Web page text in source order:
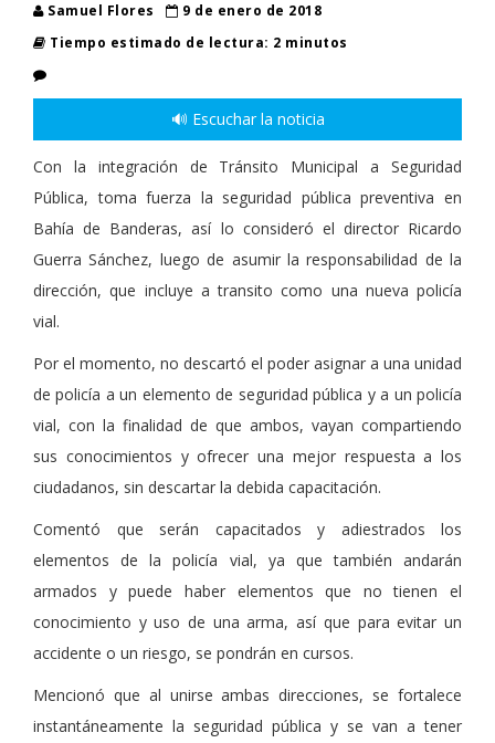
Samuel Flores
9 de enero de 2018
Tiempo estimado de lectura: 2 minutos
🔊 Escuchar la noticia
Con la integración de Tránsito Municipal a Seguridad
Pública, toma fuerza la seguridad pública preventiva en
Bahía de Banderas, así lo consideró el director Ricardo
Guerra Sánchez, luego de asumir la responsabilidad de la
dirección, que incluye a transito como una nueva policía
vial.
Por el momento, no descartó el poder asignar a una unidad
de policía a un elemento de seguridad pública y a un policía
vial, con la finalidad de que ambos, vayan compartiendo
sus conocimientos y ofrecer una mejor respuesta a los
ciudadanos, sin descartar la debida capacitación.
Comentó que serán capacitados y adiestrados los
elementos de la policía vial, ya que también andarán
armados y puede haber elementos que no tienen el
conocimiento y uso de una arma, así que para evitar un
accidente o un riesgo, se pondrán en cursos.
Mencionó que al unirse ambas direcciones, se fortalece
instantáneamente la seguridad pública y se van a tener